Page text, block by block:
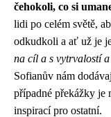
čehokoli, co si
lidi po celém světě,
odkudkoli a ať už je
na cíl a s vytrvalostí
Sofianův nám
případné překážky je
inspirací pro ostatní.